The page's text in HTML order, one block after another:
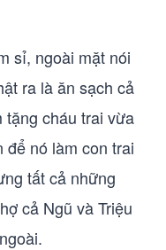
sỉ, ngoài mặt nói
ra là ăn sạch cả
tặng cháu trai vừa
để nó làm con trai
tất cả những
cả Ngũ và Triệu